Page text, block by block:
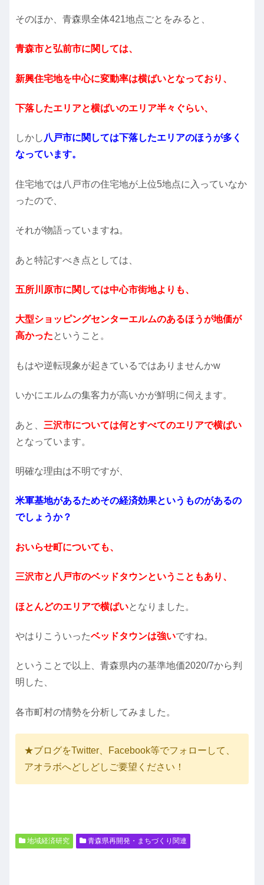
そのほか、青森県全体421地点ごとをみると、
青森市と弘前市に関しては、
新興住宅地を中心に変動率は横ばいとなっており、
下落したエリアと横ばいのエリア半々ぐらい、
しかし八戸市に関しては下落したエリアのほうが多く
なっています。
住宅地では八戸市の住宅地が上位5地点に入っていなか
ったので、
それが物語っていますね。
あと特記すべき点としては、
五所川原市に関しては中心市街地よりも、
大型ショッピングセンターエルムのあるほうが地価が
高かったということ。
もはや逆転現象が起きているではありませんかw
いかにエルムの集客力が高いかが鮮明に伺えます。
あと、 三沢市については何とすべてのエリアで横ばい
となっています。
明確な理由は不明ですが、
米軍基地があるためその経済効果というものがあるの
でしょうか？
おいらせ町についても、
三沢市と八戸市のベッドタウンということもあり、
ほとんどのエリアで横ばいとなりました。
やはりこういったベッドタウンは強いですね。
ということで以上、青森県内の基準地価2020/7から判
明した、
各市町村の情勢を分析してみました。
★ブログをTwitter、Facebook等でフォローして、
アオラボへどしどしご要望ください！
地域経済研究 青森県再開発・まちづくり関連